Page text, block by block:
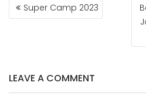
NAVIGATION
Super Camp 2023
LEAVE A COMMENT